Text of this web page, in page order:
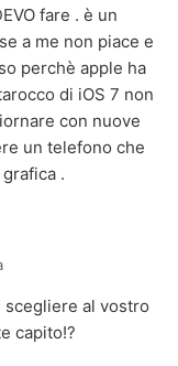
fare . è un
a me non piace e
perchè apple ha
di iOS 7 non
con nuove
un telefono che
.
al vostro
capito!?